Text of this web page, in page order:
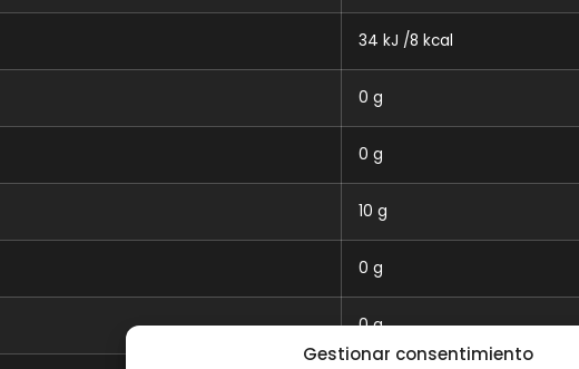
Gestionar consentimiento
34 kJ /8 kcal
0 g
0 g
10 g
0 g
0 g